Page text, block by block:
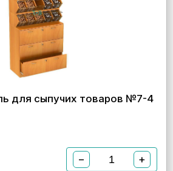
для сыпучих товаров №7-4
− +